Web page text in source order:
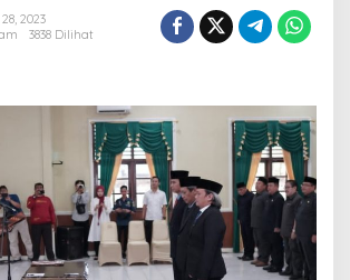
Ini
2023
3838 Dilihat